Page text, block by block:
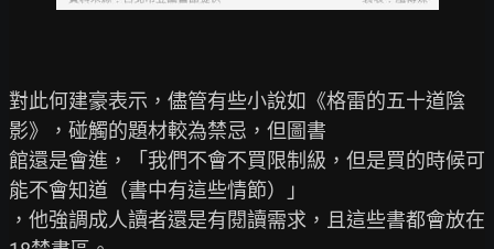
對此何建豪表示，儘管有些小說如《格雷的五十道陰
影》，碰觸的題材較為禁忌，但圖書
館還是會進，「我們不會不買限制級，但是買的時候可
能不會知道（書中有這些情節）」
，他強調成人讀者還是有閱讀需求，且這些書都會放在